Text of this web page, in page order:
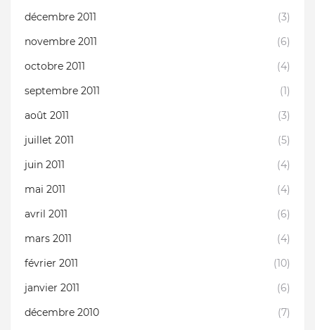
décembre 2011
(3)
novembre 2011
(6)
octobre 2011
(4)
septembre 2011
(1)
août 2011
(3)
juillet 2011
(5)
juin 2011
(4)
mai 2011
(4)
avril 2011
(6)
mars 2011
(4)
février 2011
(10)
janvier 2011
(6)
décembre 2010
(7)